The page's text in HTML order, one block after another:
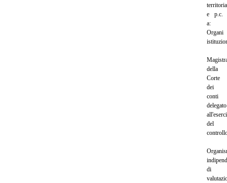
e p.c.
a:
Organi
della
Corte
dei
conti
delegato
del
di